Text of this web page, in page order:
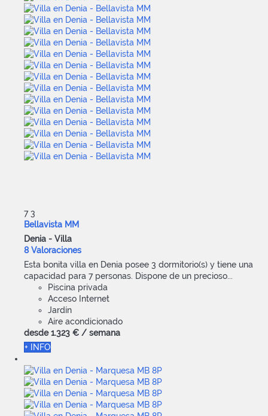
7 3
Bellavista MM
Denia - Villa
8 Valoraciones
Esta bonita villa en Denia posee 3 dormitorio(s) y tiene una
capacidad para 7 personas. Dispone de un precioso...
Piscina privada
Acceso Internet
Jardín
Aire acondicionado
desde 1.323 € / semana
+ INFO